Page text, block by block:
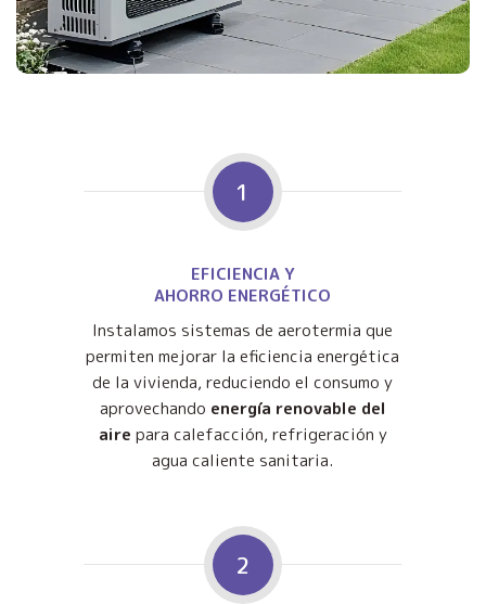
1
EFICIENCIA Y
AHORRO ENERGÉTICO
Instalamos sistemas de aerotermia que
permiten mejorar la eficiencia energética
de la vivienda, reduciendo el consumo y
aprovechando energía renovable del
aire para calefacción, refrigeración y
agua caliente sanitaria.
2